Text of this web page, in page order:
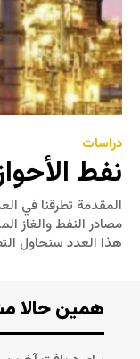
دراسات
نفط
المقدمة تطرقنا في
مصادر النفط والغاز
هذا العدد سنحاول
همین حالا